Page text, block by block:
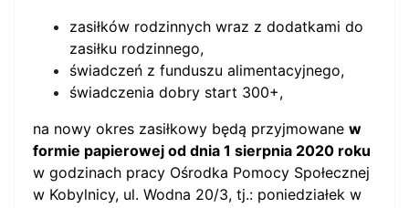
zasiłków rodzinnych wraz z dodatkami do
zasiłku rodzinnego,
świadczeń z funduszu alimentacyjnego,
świadczenia dobry start 300+,
na nowy okres zasiłkowy będą przyjmowane w
formie papierowej od dnia 1 sierpnia 2020 roku
w godzinach pracy Ośrodka Pomocy Społecznej
w Kobylnicy, ul. Wodna 20/3, tj.: poniedziałek w